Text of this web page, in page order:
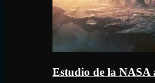
Estudio de la NASA